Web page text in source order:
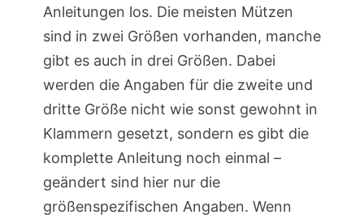
Anleitungen los. Die meisten Mützen
sind in zwei Größen vorhanden, manche
gibt es auch in drei Größen. Dabei
werden die Angaben für die zweite und
dritte Größe nicht wie sonst gewohnt in
Klammern gesetzt, sondern es gibt die
komplette Anleitung noch einmal –
geändert sind hier nur die
größenspezifischen Angaben. Wenn